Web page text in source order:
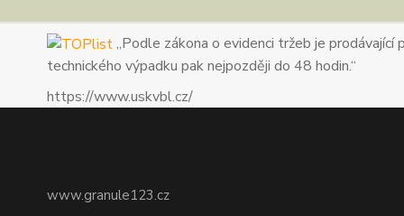
„Podle zákona o evidenci tržeb je
technického výpadku pak nejpozději do 48 hodin.“
https://www.uskvbl.cz/
www.granule123.cz